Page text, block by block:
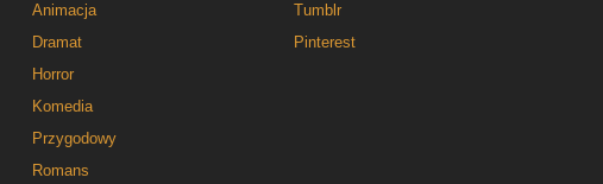
Animacja
Dramat
Horror
Komedia
Przygodowy
Romans
Tumblr
Pinterest